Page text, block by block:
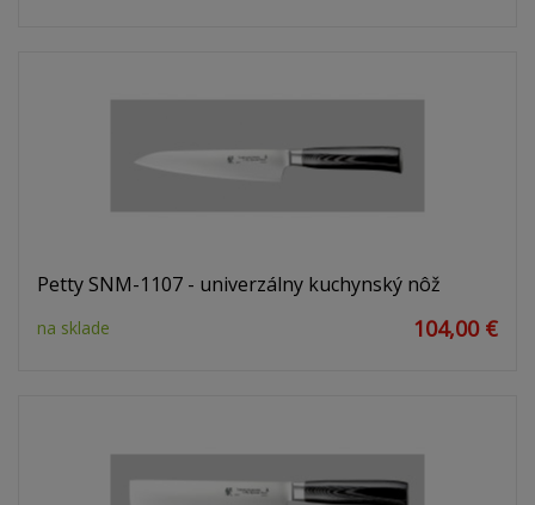
Petty SNM-1107 - univerzálny kuchynský nôž
na sklade 104,00 €